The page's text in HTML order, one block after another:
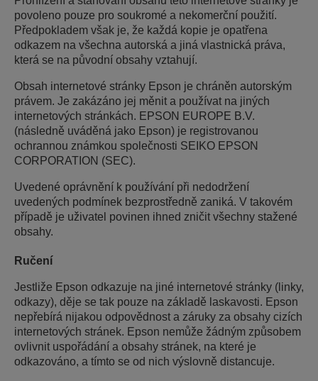
povoleno pouze pro soukromé a nekomerční použití.
Předpokladem však je, že každá kopie je opatřena
odkazem na všechna autorská a jiná vlastnická práva,
která se na původní obsahy vztahují.
Obsah internetové stránky Epson je chráněn autorským
právem. Je zakázáno jej měnit a používat na jiných
internetových stránkách. EPSON EUROPE B.V.
(následně uváděná jako Epson) je registrovanou
ochrannou známkou společnosti SEIKO EPSON
CORPORATION (SEC).
Uvedené oprávnění k používání při nedodržení
uvedených podmínek bezprostředně zaniká. V takovém
případě je uživatel povinen ihned zničit všechny stažené
obsahy.
Ručení
Jestliže Epson odkazuje na jiné internetové stránky (linky,
odkazy), děje se tak pouze na základě laskavosti. Epson
nepřebírá nijakou odpovědnost a záruky za obsahy cizích
internetových stránek. Epson nemůže žádným způsobem
ovlivnit uspořádání a obsahy stránek, na které je
odkazováno, a tímto se od nich výslovně distancuje.